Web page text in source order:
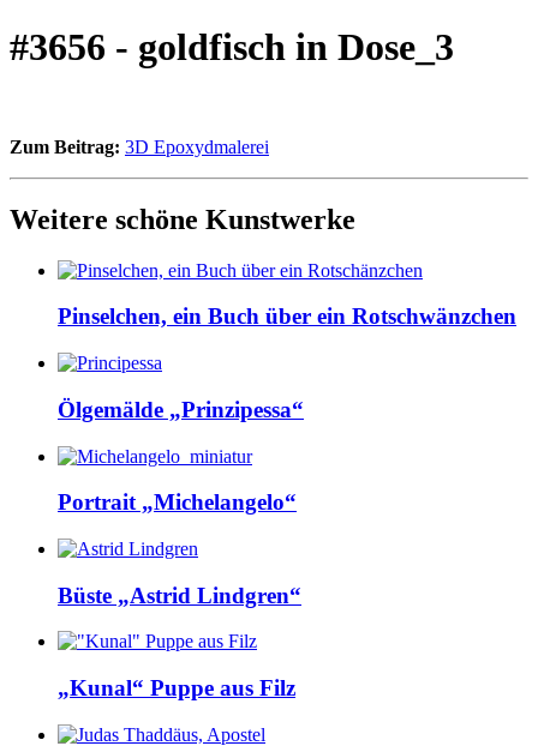
#3656 - goldfisch in Dose_3
Zum Beitrag: 3D Epoxydmalerei
Weitere schöne Kunstwerke
Pinselchen, ein Buch über ein Rotschwänzchen
Ölgemälde „Prinzipessa“
Portrait „Michelangelo“
Büste „Astrid Lindgren“
„Kunal“ Puppe aus Filz